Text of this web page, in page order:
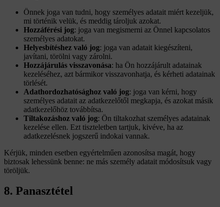
Önnek joga van tudni, hogy személyes adatait miért kezeljük,
mi történik velük, és meddig tároljuk azokat.
Hozzáférési jog: joga van megismerni az Önnel kapcsolatos
személyes adatokat.
Helyesbítéshez való jog: joga van adatait kiegészíteni,
javítani, törölni vagy zárolni.
Hozzájárulás visszavonása: ha Ön hozzájárult adatainak
kezeléséhez, azt bármikor visszavonhatja, és kérheti adatainak
törlését.
Adathordozhatósághoz való jog: joga van kérni, hogy
személyes adatait az adatkezelőtől megkapja, és azokat másik
adatkezelőhöz továbbítsa.
Tiltakozáshoz való jog: Ön tiltakozhat személyes adatainak
kezelése ellen. Ezt tiszteletben tartjuk, kivéve, ha az
adatkezelésnek jogszerű indokai vannak.
Kérjük, minden esetben egyértelműen azonosítsa magát, hogy
biztosak lehessünk benne: ne más személy adatait módosítsuk vagy
töröljük.
8. Panasztétel